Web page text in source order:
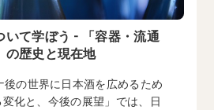
いて学ぼう - 「容器・流通
の歴史と現在地
の世界に日本酒を広めるため
化と、今後の展望」では、日